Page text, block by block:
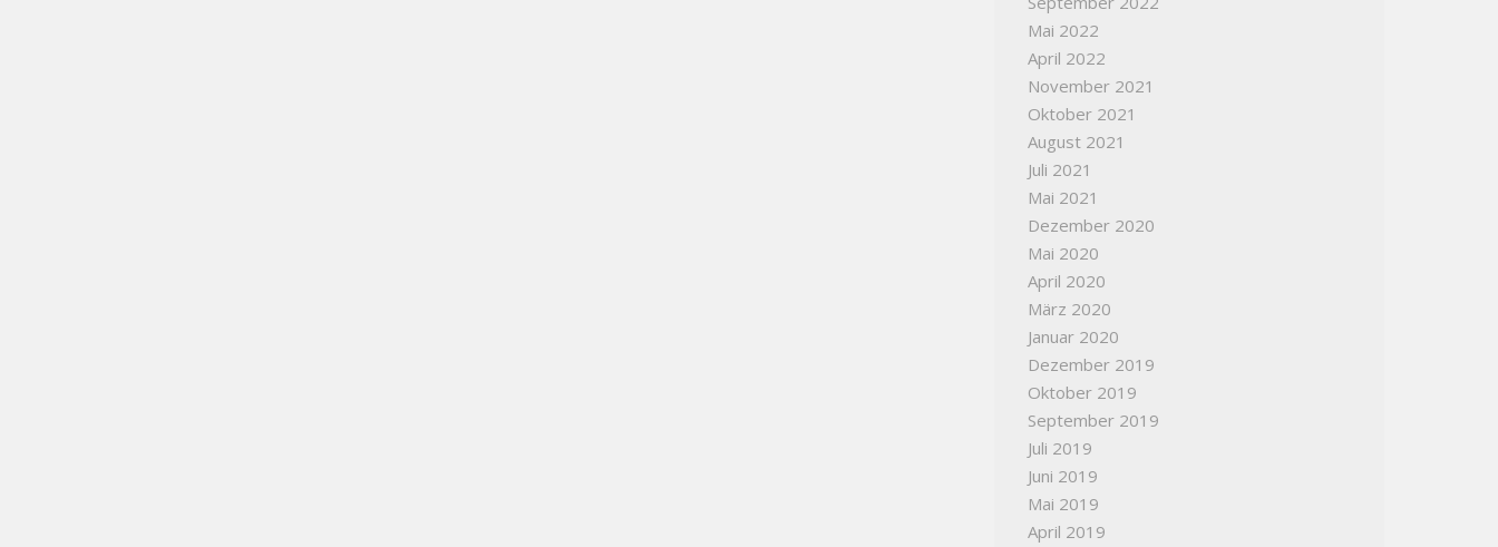
Mai 2022
April 2022
November 2021
Oktober 2021
August 2021
Juli 2021
Mai 2021
Dezember 2020
Mai 2020
April 2020
März 2020
Januar 2020
Dezember 2019
Oktober 2019
September 2019
Juli 2019
Juni 2019
Mai 2019
April 2019